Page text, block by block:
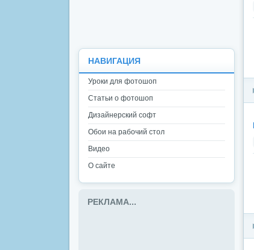
НАВИГАЦИЯ
Уроки для фотошоп
Статьи о фотошоп
Дизайнерский софт
Обои на рабочий стол
Видео
О сайте
РЕКЛАМА...